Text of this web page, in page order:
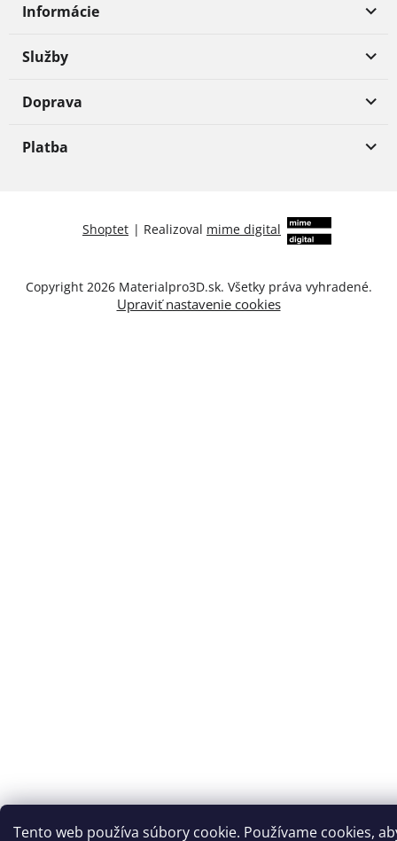
Tento web používa súbory cookie. Používame cookies,
Informácie
Služby
Doprava
Platba
Shoptet | Realizoval mime digital
Copyright 2026 Materialpro3D.sk. Všetky práva vyhradené.
Upraviť nastavenie cookies